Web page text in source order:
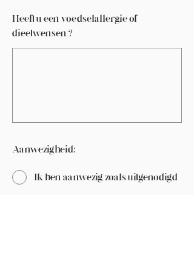
Heeft u een voedselallergie of
dieetwensen?
Aanwezigheid:
Ik ben aanwezig zoals uitgenodigd